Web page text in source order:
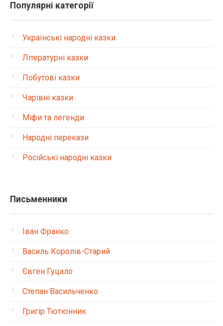
Популярні категорії
Українські народні казки
Літературні казки
Побутові казки
Чарівні казки
Міфи та легенди
Народні перекази
Російські народні казки
Письменники
Іван Франко
Василь Королів-Старий
Євген Гуцало
Степан Васильченко
Григір Тютюнник